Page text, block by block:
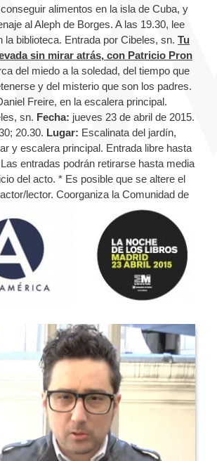
alimentos en la isla de Cuba, y
al Aleph de Borges. A las 19.30, lee
la biblioteca. Entrada por Cibeles, sn. Tu
sin mirar atrás, con Patricio Pron
del miedo a la soledad, del tiempo que
y del misterio que son los padres.
Freire, en la escalera principal.
sn. Fecha: jueves 23 de abril de 2015.
20.30. Lugar: Escalinata del jardín,
y escalera principal. Entrada libre hasta
entradas podrán retirarse hasta media
del acto. * Es posible que se altere el
lector. Coorganiza la Comunidad de